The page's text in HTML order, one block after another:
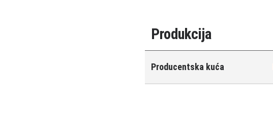
Produkcija
Producentska kuća